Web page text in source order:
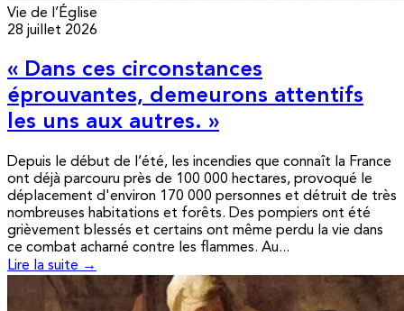
Vie de l’Église
28 juillet 2026
« Dans ces circonstances
éprouvantes, demeurons attentifs
les uns aux autres. »
Depuis le début de l’été, les incendies que connaît la France
ont déjà parcouru près de 100 000 hectares, provoqué le
déplacement d'environ 170 000 personnes et détruit de très
nombreuses habitations et forêts. Des pompiers ont été
grièvement blessés et certains ont même perdu la vie dans
ce combat acharné contre les flammes. Au...
Lire la suite →